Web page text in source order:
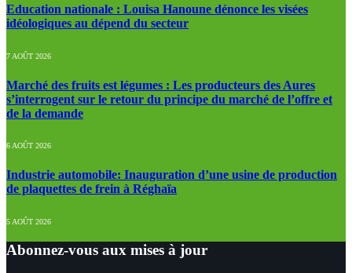
Education nationale : Louisa Hanoune dénonce les visées
idéologiques au dépend du secteur
7 AOÛT 2026
Marché des fruits est légumes : Les producteurs des Aures
s’interrogent sur le retour du principe du marché de l’offre et
de la demande
6 AOÛT 2026
Industrie automobile: Inauguration d’une usine de production
de plaquettes de frein à Réghaïa
5 AOÛT 2026
Abonnez-vous aux mises à jour